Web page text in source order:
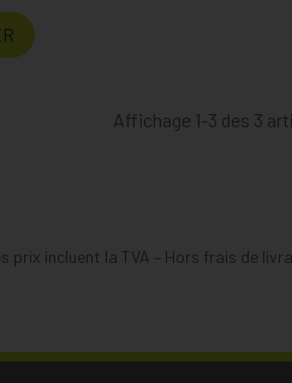
Affichage 1-3 des 3
prix incluent la TVA – Hors frais de